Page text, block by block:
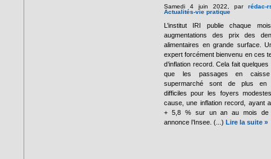
Samedi 4 juin 2022, par rédac-
Actualités-vie pratique
L’institut IRI publie chaque
augmentations des prix des
alimentaires en grande surface.
expert forcément bienvenu en ces
d’inflation record. Cela fait quelques
que les passages en
supermarché sont de plus en
difficiles pour les foyers
cause, une inflation record, ayant
+ 5,8 % sur un an au mois de
annonce l’Insee. (...) Lire la suite »